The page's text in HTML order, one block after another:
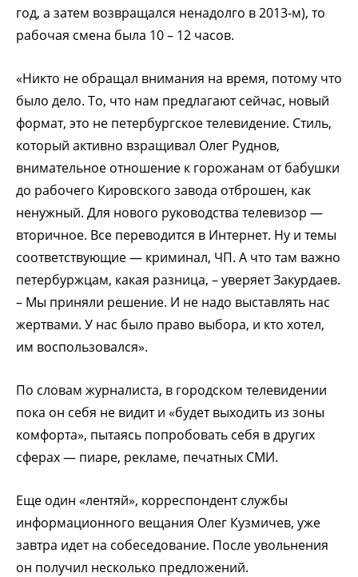
год, а затем возвращался ненадолго в 2013-м), то
рабочая смена была 10 – 12 часов.
«Никто не обращал внимания на время, потому что
было дело. То, что нам предлагают сейчас, новый
формат, это не петербургское телевидение. Стиль,
который активно взращивал Олег Руднов,
внимательное отношение к горожанам от бабушки
до рабочего Кировского завода отброшен, как
ненужный. Для нового руководства телевизор —
вторичное. Все переводится в Интернет. Ну и темы
соответствующие — криминал, ЧП. А что там важно
петербуржцам, какая разница, – уверяет Закурдаев.
– Мы приняли решение. И не надо выставлять нас
жертвами. У нас было право выбора, и кто хотел,
им воспользовался».
По словам журналиста, в городском телевидении
пока он себя не видит и «будет выходить из зоны
комфорта», пытаясь попробовать себя в других
сферах — пиаре, рекламе, печатных СМИ.
Еще один «лентяй», корреспондент службы
информационного вещания Олег Кузмичев, уже
завтра идет на собеседование. После увольнения
он получил несколько предложений.